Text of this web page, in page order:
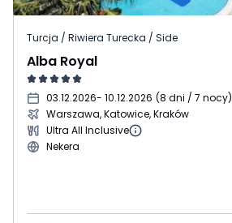
Turcja / Riwiera Turecka / Side
Alba Royal
03.12.2026- 10.12.2026 (8 dni / 7 nocy)
Warszawa, Katowice, Kraków
Ultra All Inclusive
Nekera